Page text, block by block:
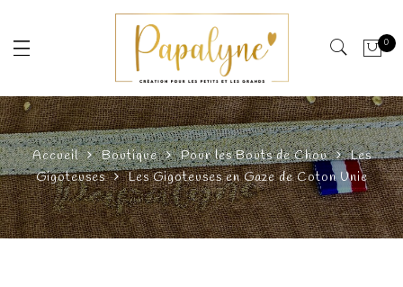
0
Accueil Boutique Pour les Bouts de Chou
Les
Gigoteuses
Les Gigoteuses en Gaze de Coton Unie